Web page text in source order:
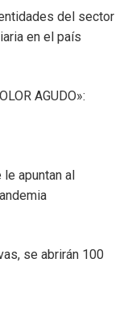
del sector
en el país
AGUDO»:
apuntan al
se abrirán 100